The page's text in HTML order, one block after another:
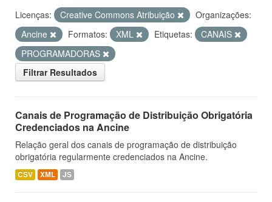
Licenças: Creative Commons Atribuição
Organizações:
Ancine
Formatos: XML Etiquetas:
CANAIS
PROGRAMADORAS
Filtrar Resultados
Canais de Programação de Distribuição Obrigatória
Credenciados na Ancine
Relação geral dos canais de programação de distribuição
obrigatória regularmente credenciados na Ancine.
CSV XML JS